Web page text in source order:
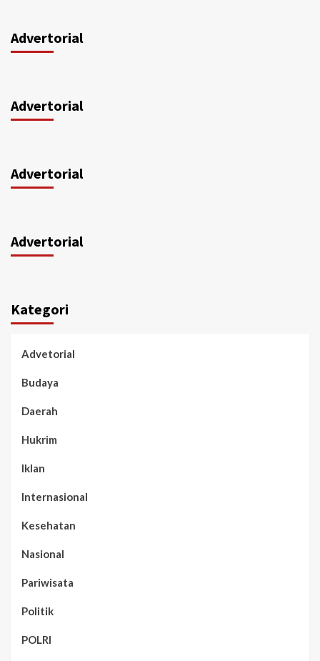
Advertorial
Advertorial
Advertorial
Advertorial
Kategori
Advetorial
Budaya
Daerah
Hukrim
Iklan
Internasional
Kesehatan
Nasional
Pariwisata
Politik
POLRI